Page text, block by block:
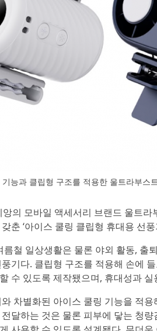
능과 클립형 구조를 적용한 울트라부스
앙의 모바일 액세서리 브랜드 울트
춘 ‘아이스 쿨링 클립형 휴대용 선
름철 일상생활은 물론 야외 활동,
기다. 클립형 구조를 적용해 손에
수 있도록 제작됐으며, 휴대성과
차별화된 아이스 쿨링 기능을 적
달하는 것은 물론 피부에 닿는 청